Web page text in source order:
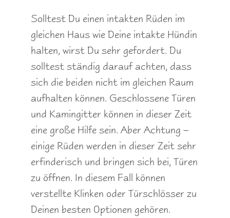
Solltest Du einen intakten Rüden im
gleichen Haus wie Deine intakte Hündin
halten, wirst Du sehr gefordert. Du
solltest ständig darauf achten, dass
sich die beiden nicht im gleichen Raum
aufhalten können. Geschlossene Türen
und Kamingitter können in dieser Zeit
eine große Hilfe sein. Aber Achtung –
einige Rüden werden in dieser Zeit sehr
erfinderisch und bringen sich bei, Türen
zu öffnen. In diesem Fall können
verstellte Klinken oder Türschlösser zu
Deinen besten Optionen gehören.